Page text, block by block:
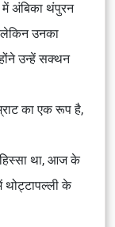
में अंबिका थंपुरन
उनका
उन्हें सक्थन
का एक रूप है,
हिस्सा था, आज के
थोट्टापल्ली के